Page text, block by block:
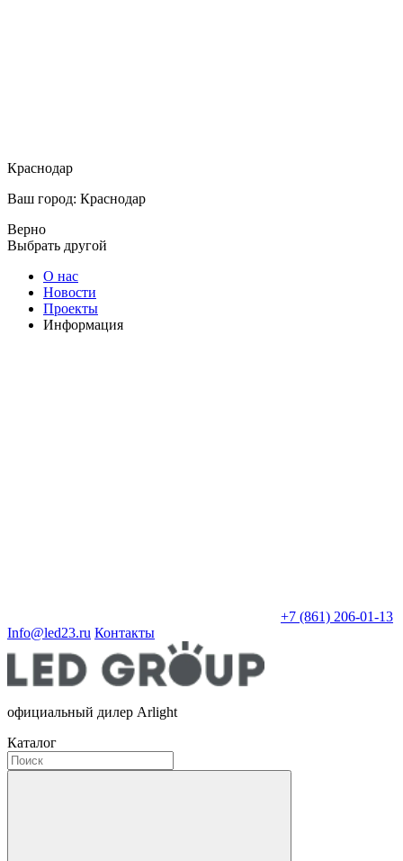
Краснодар
Ваш город: Краснодар
Верно
Выбрать другой
О нас
Новости
Проекты
Информация
+7 (861) 206-01-13
Info@led23.ru Контакты
официальный дилер Arlight
Каталог